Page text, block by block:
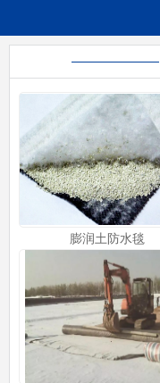
膨润土防水毯